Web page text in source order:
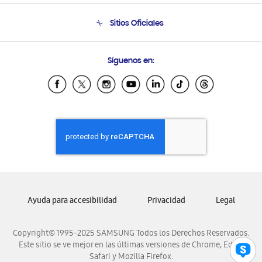
Condiciones de Compra
Soporte vía eMail
Sitios Oficiales
Samsung Ecuador
Samsung El Salvador
Samsung Honduras
Samsung Nicaragua
Samsung Panamá
Samsung Venezuela
Síguenos en:
Copyright© 1995-2025 SAMSUNG Todos los Derechos Reservados.
Este sitio se ve mejor en las últimas versiones de Chrome, Edge,
Safari y Mozilla Firefox.
Ayuda para accesibilidad Privacidad Legal